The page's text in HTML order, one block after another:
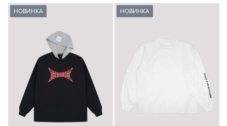
НОВИНКА НОВИНКА